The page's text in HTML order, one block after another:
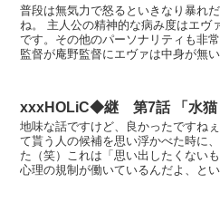
普段は無気力で怒るといきなり暴れ
ね。 主人公の精神的な病み度はエヴ
です。その他のパーソナリティも非
監督が庵野監督にエヴァは中身が無
xxxHOLiC◆継 第7話 「水猫
地味な話ですけど、良かったですね
て貰う人の候補を思い浮かべた時に
た（笑）これは「思い出したくない
心理の規制が働いているんだよ、と